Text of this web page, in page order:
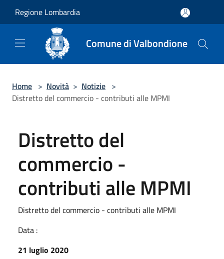
Regione Lombardia
Comune di Valbondione
Home > Novità > Notizie >
Distretto del commercio - contributi alle MPMI
Distretto del
commercio -
contributi alle MPMI
Distretto del commercio - contributi alle MPMI
Data :
21 luglio 2020